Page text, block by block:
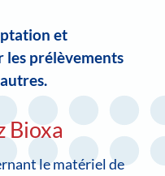
et
les prélèvements
Bioxa
le matériel de